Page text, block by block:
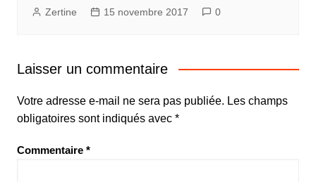
Zertine 15 novembre 2017 0
Laisser un commentaire
Votre adresse e-mail ne sera pas publiée. Les champs
obligatoires sont indiqués avec *
Commentaire *